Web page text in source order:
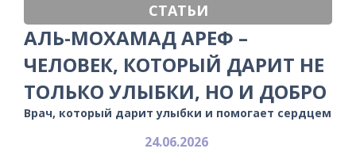
СТАТЬИ
АЛЬ-МОХАМАД АРЕФ –
ЧЕЛОВЕК, КОТОРЫЙ ДАРИТ НЕ
ТОЛЬКО УЛЫБКИ, НО И ДОБРО
Врач, который дарит улыбки и помогает сердцем
24.06.2026